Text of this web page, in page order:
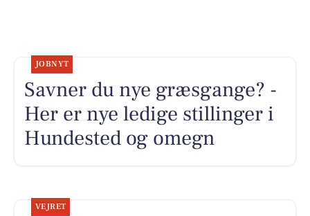
JOBNYT
Savner du nye græsgange? -
Her er nye ledige stillinger i
Hundested og omegn
VEJRET